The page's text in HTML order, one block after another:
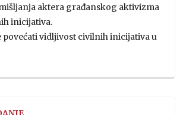
aktera građanskog aktivizma
inicijativa.
povećati vidljivost civilnih inicijativa u